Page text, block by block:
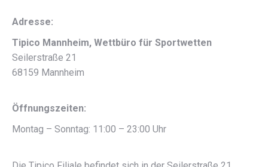
Adresse:
Tipico Mannheim, Wettbüro für Sportwetten
Seilerstraße 21
68159 Mannheim
Öffnungszeiten:
Montag – Sonntag: 11:00 – 23:00 Uhr